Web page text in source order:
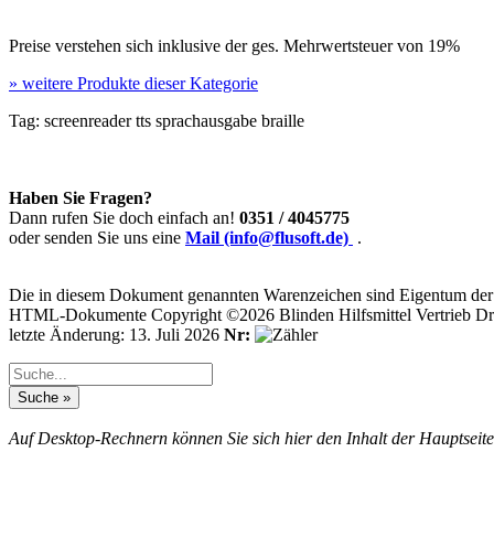
Preise verstehen sich inklusive der ges. Mehrwertsteuer von 19%
» weitere Produkte dieser Kategorie
Tag: screenreadertts sprachausgabe braille
Haben Sie Fragen?
Dann rufen Sie doch einfach an! 0351 / 4045775
oder senden Sie uns eine Mail (info@flusoft.de) .
Die in diesem Dokument genannten Warenzeichen sind Eigentum
HTML-Dokumente Copyright ©2026 Blinden Hilfsmittel Vertrieb
letzte Änderung: 13. Juli 2026 Nr:
Auf Desktop-Rechnern können Sie sich hier den Inhalt der